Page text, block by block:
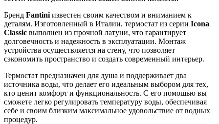
Бренд Fantini известен своим качеством и вниманием к
деталям. Изготовленный в Италии, термостат из серии Icona
Classic выполнен из прочной латуни, что гарантирует
долговечность и надежность в эксплуатации. Монтаж
устройства осуществляется на стену, что позволяет
сэкономить пространство и создать современный интерьер.
Термостат предназначен для душа и поддерживает два
источника воды, что делает его идеальным выбором для тех,
кто ценит комфорт и функциональность. С его помощью вы
сможете легко регулировать температуру воды, обеспечивая
себе и своим близким максимальное удовольствие от водных
процедур.